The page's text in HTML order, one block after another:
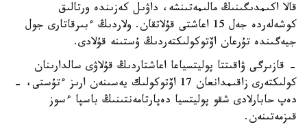
قالا اكىمدىگىنىڭ مالىمەتىنشە، داۋىل كەزىندە ورتالىق
كوشەلەردە جەل 15 اعاشتى قۇلاتقان. ولاردىڭ ءبىرقاتارى جول
جيەگىندە تۇرعان اۆتوكولىكتەردىڭ ۇستىنە قۇلادى.
- قازىرگى ۋاقىتتا پوليتسياعا اعاشتاردىڭ قۇلاۋى سالدارىنان
كولىكتەرى زاقىمدانعان 17 اۆتوكولىك يەسىنەن ارىز ءتۇستى، -
دەپ حابارلادى شقو پوليتسيا دەپارتامەنتىنىڭ باسپا ءسوز
قىزمەتىنەن.